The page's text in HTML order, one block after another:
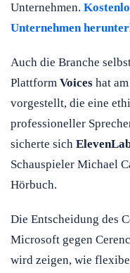
Unternehmen.
Unternehmen
Auch die Branche
Plattform Voices hat
vorgestellt, die eine
professioneller
sicherte sich
Schauspieler Michael
Hörbuch.
Die Entscheidung des
Microsoft gegen
wird zeigen, wie